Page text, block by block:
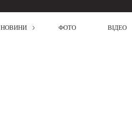
НОВИНИ ФОТО ВІДЕО